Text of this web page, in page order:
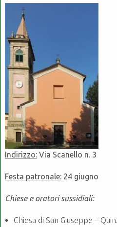
Indirizzo: Via Scanello n. 3
Festa patronale: 24 giugno
Chiese e oratori sussidiali:
Chiesa di San Giuseppe –